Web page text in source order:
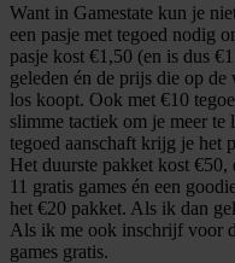
Want in Gamestate kun je
een pasje met tegoed nodig
pasje kost €1,50 (en is dus
geleden én de prijs die op
los koopt. Ook met €10
slimme tactiek om je meer te
tegoed aanschaft krijg je het
Het duurste pakket kost
11 gratis games én een
het €20 pakket. Als ik dan
Als ik me ook inschrijf voor
games gratis.